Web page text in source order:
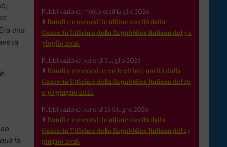
Era una
la
Pubblicazione: mercoledì 8 Luglio 2026
Bandi e concorsi: le ultime novità dalla
Gazzetta Ufficiale della Repubblica Italiana del 3 e
7 luglio 2026
Pubblicazione: venerdì 3 Luglio 2026
Bandi e concorsi: ecco le ultime novità dalla
Gazzetta Ufficiale della Repubblica Italiana del 26
e 30 giugno 2026
Pubblicazione: venerdì 26 Giugno 2026
Bandi e concorsi: le ultime novità dalla
Gazzetta Ufficiale della Repubblica Italiana del 23
giugno 2026